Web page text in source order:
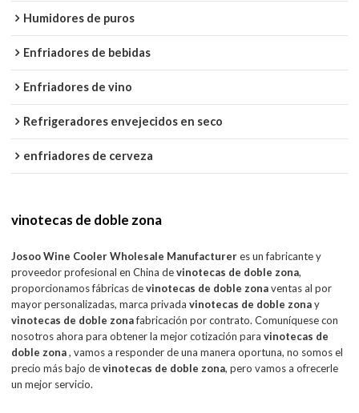
Humidores de puros
Enfriadores de bebidas
Enfriadores de vino
Refrigeradores envejecidos en seco
enfriadores de cerveza
vinotecas de doble zona
Josoo Wine Cooler Wholesale Manufactureres un fabricante y
proveedor profesional en China devinotecas de doble zona,
proporcionamos fábricas devinotecas de doble zonaventas al por
mayor personalizadas, marca privadavinotecas de doble zonay
vinotecas de doble zonafabricación por contrato. Comuníquese con
nosotros ahora para obtener la mejor cotización paravinotecas de
doble zona, vamos a responder de una manera oportuna, no somos el
precio más bajo devinotecas de doble zona, pero vamos a ofrecerle
un mejor servicio.